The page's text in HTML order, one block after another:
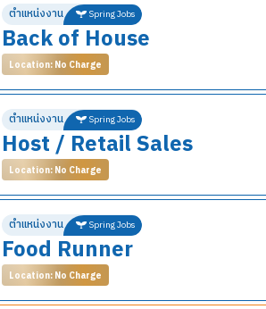
รายละเอียดงาน
ดูแลรักษาความสะอาดของบริเวณร้านอาห
เก็บภาชนนะในการรับประทานอาหารและอุ
เทเศษอาหารและกระดาษลงถังขยะ
ถูพื้น จัดโต๊ะ เก้าอี้ และดูแลความเรียบร้อยเ
ทำหน้าที่อื่น ๆ ตามที่ได้รับมอบหมาย
ผู้ที่ทำงานตำแหน่งนี้อาจต้องหมุนเวียนระหว่า
*ข้อมูลนี้อาจมีการเปลี่ยนแปลง ขึ้นอยู่กับนายจ้าง
ตำแหน่งงาน Spring Jobs
Back of House
Location: No Charge
รายละเอียดงาน
ตำแหน่ง Back of House (Line Cook, Prep
หน้าที่และความรับผิดชอบ
ตรวจสอบเครื่องมือ เครื่องใช้ และอุปกรณ์
พร้อมตามความจำเป็น
เตรียมวัตถุดิบสำหรับการประกอบอาหาร ท
จัดเตรียมปริมาณอาหารในแต่ละรายการใ
จัดเก็บอาหารในภาชนะและสถานที่ที่เหมาะ
ตำแหน่งงาน Spring Jobs
Host / Retail Sales
Location: No Charge
รายละเอียดงาน
ผู้ที่ทำงานในตำแหน่งนี้จะหมุนเวียนทำหน้าที่ต่าง
Retail Associate:
ตำแหน่งงาน Spring Jobs
Food Runner
Location: No Charge